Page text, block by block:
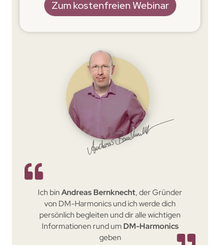
Zum kostenfreien Webinar
Ich binAndreas Bernknecht, der Gründer
von DM-Harmonics und ich werde dich
persönlich begleiten und dir alle wichtigen
Informationen rund um DM-Harmonics
geben